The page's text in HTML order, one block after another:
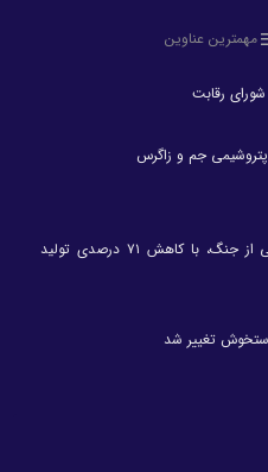
مهمترین عناوین
رقابت
جم و زاگرس
پتروشیمی اروند پس از اختلالات ناشی از جنگ، با کاهش ۷۱ درصدی تولید
تغییر شد